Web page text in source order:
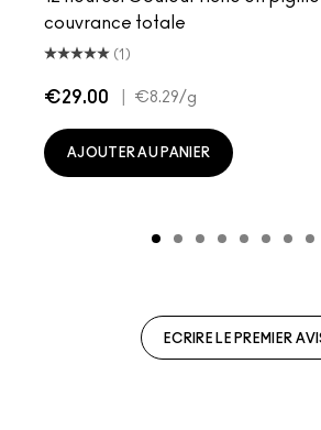
couvrance totale
(1)
€29.00 €8.29/g
AJOUTER AU PANIER
ECRIRE LE PREMIER